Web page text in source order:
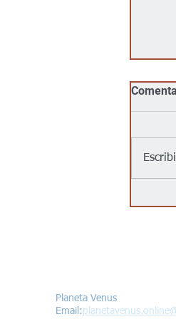
Planeta Venus
Email:planetavenus.online